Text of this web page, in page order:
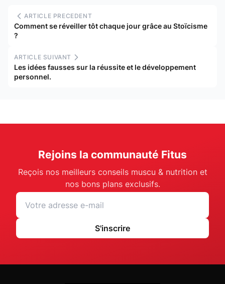
ARTICLE PRECEDENT
Comment se réveiller tôt chaque jour grâce au Stoïcisme
?
ARTICLE SUIVANT
Les idées fausses sur la réussite et le développement
personnel.
Rejoins la communauté Fitus
Reçois nos meilleurs conseils muscu & nutrition et
nos bons plans exclusifs.
S'inscrire